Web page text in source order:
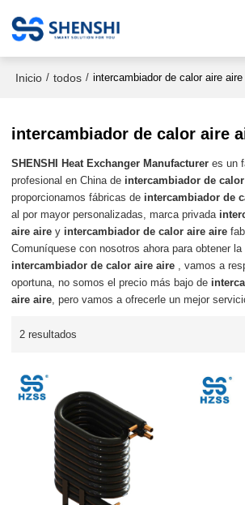
Inicio / todos / intercambiador de calor aire aire
intercambiador de calor aire
SHENSHI Heat Exchanger Manufacturer​ es un
profesional en China de intercambiador de
proporcionamos fábricas de intercambiador de
al por mayor personalizadas, marca privada
aire aire y intercambiador de calor aire aire
Comuníquese con nosotros ahora para obtener
intercambiador de calor aire aire , vamos a
oportuna, no somos el precio más bajo de
aire aire, pero vamos a ofrecerle un mejor
2 resultados